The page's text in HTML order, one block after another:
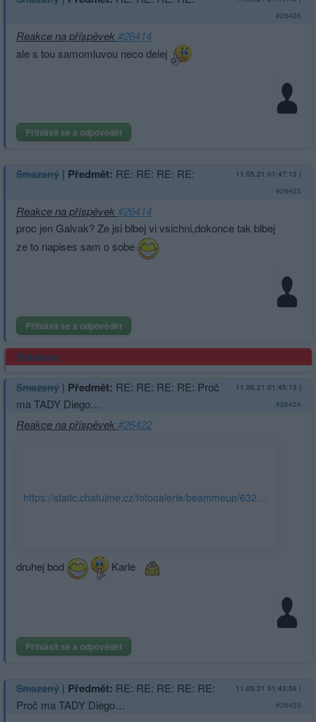
#26426
Reakce na příspěvek#26414
ale s tou samomluvou neco delej
Přihlásit se a odpovědět
Smazaný | Předmět: RE: RE: RE: RE: 11.05.21 01:47:13 |
#26425
Reakce na příspěvek#26414
proc jen Galvak? Ze jsi blbej vi vsichni,dokonce tak blbej
ze to napises sam o sobe
Přihlásit se a odpovědět
Reklama
Smazaný | Předmět: RE: RE: RE: RE: Proč
ma TADY Diego…
11.05.21 01:45:13 |
#26424
Reakce na příspěvek#26422
https://static.chatujme.cz/fotogalerie/beammeup/63213/a0ac13299ac8105ebd968006a924c03a6099b655248a0.jpg
druhej bod Karle
Přihlásit se a odpovědět
Smazaný | Předmět: RE: RE: RE: RE: RE:
Proč ma TADY Diego…
11.05.21 01:43:56 |
#26423